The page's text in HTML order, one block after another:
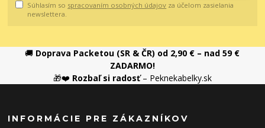
Súhlasím so spracovaním osobných údajov za účelom zasielania
newslettera.
🚚 Doprava Packetou (SR & ČR) od 2,90 € – nad 59 €
ZADARMO!
🎁❤️ Rozbaľ si radosť– Peknekabelky.sk
INFORMÁCIE PRE ZÁKAZNÍKOV